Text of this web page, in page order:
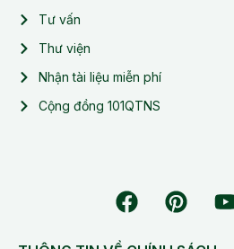
Tư vấn
Thư viện
Nhận tài liệu miễn phí
Cộng đồng 101QTNS